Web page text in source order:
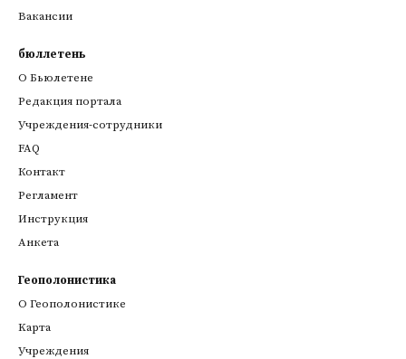
Вакансии
бюллетень
О Бьюлетене
Редакция портала
Учреждения-сотрудники
FAQ
Контакт
Регламент
Инструкция
Анкета
Геополонистика
О Геополонистике
Kарта
Учреждения